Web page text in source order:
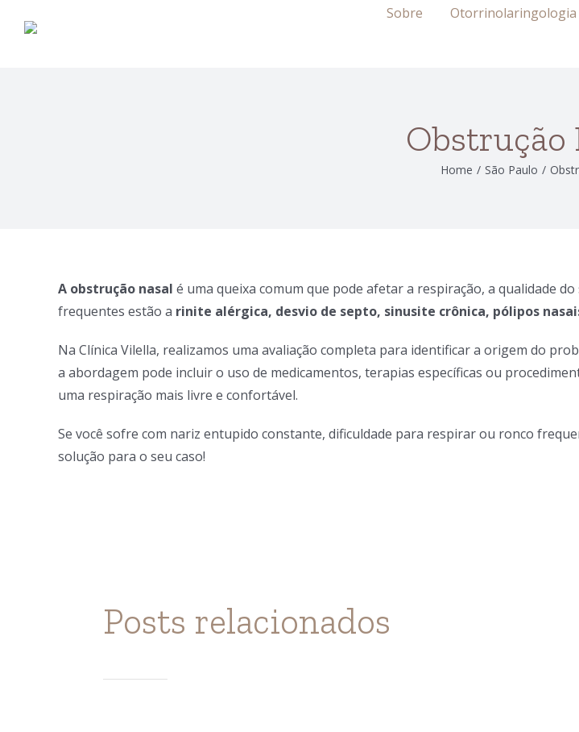
Sobre Otorrinolaringologia
Obstrução
Home / São Paulo /
A obstrução nasal é uma queixa comum que pode afetar a respiração, a qualidade
frequentes estão a rinite alérgica, desvio de septo, sinusite crônica, pólipos
Na Clínica Vilella, realizamos uma avaliação completa para identificar a origem do
a abordagem pode incluir o uso de medicamentos, terapias específicas ou
uma respiração mais livre e confortável.
Se você sofre com nariz entupido constante, dificuldade para respirar ou ronco
solução para o seu caso!
Posts relacionados